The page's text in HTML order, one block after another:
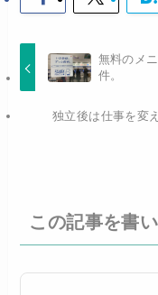
無料のメ
件。
独立後は仕事を変
この記事を書